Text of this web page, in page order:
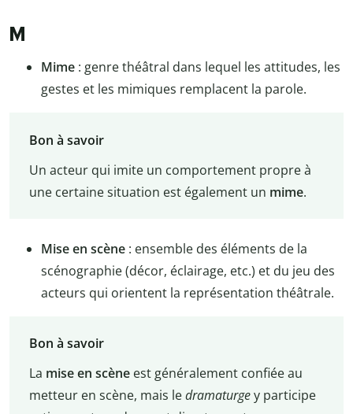
M
Mime : genre théâtral dans lequel les attitudes, les
gestes et les mimiques remplacent la parole.
Bon à savoir
Un acteur qui imite un comportement propre à
une certaine situation est également un mime.
Mise en scène : ensemble des éléments de la
scénographie (décor, éclairage, etc.) et du jeu des
acteurs qui orientent la représentation théâtrale.
Bon à savoir
La mise en scèneest généralement confiée au
metteur en scène, mais ledramaturgey participe